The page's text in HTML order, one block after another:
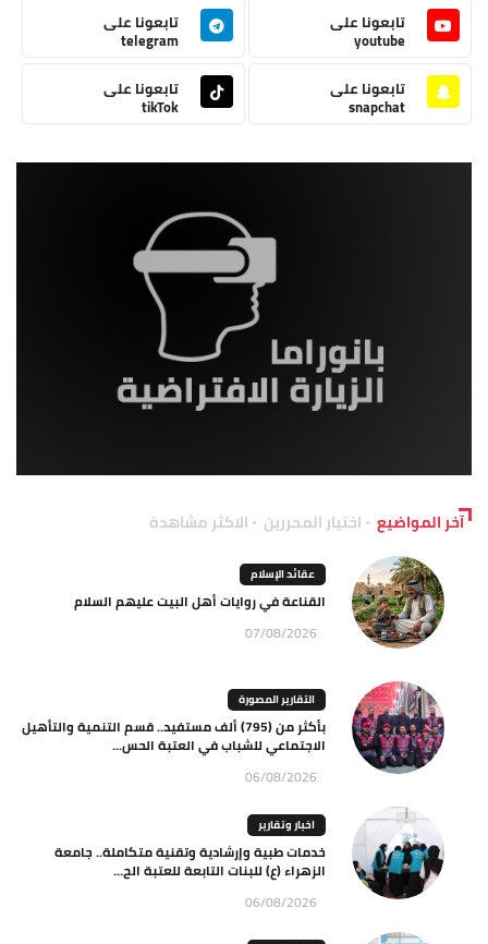
تابعونا على
youtube
تابعونا على
telegram
تابعونا على
snapchat
تابعونا على
tikTok
آخر المواضيع اختيار المحررين الاكثر مشاهدة
عقائد الإسلام
القناعة في روايات أهل البيت عليهم السلام
07/08/2026
التقارير المصورة
بأكثر من (795) ألف مستفيد.. قسم التنمية والتأهيل
الاجتماعي للشباب في العتبة الحس...
06/08/2026
اخبار وتقارير
خدمات طبية وإرشادية وتقنية متكاملة.. جامعة
الزهراء (ع) للبنات التابعة للعتبة الح...
06/08/2026